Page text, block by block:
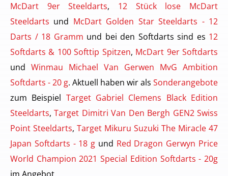
McDart 9er Steeldarts, 12 Stück lose McDart
Steeldarts und McDart Golden Star Steeldarts - 12
Darts / 18 Gramm und bei den Softdarts sind es 12
Softdarts & 100 Softtip Spitzen, McDart 9er Softdarts
und Winmau Michael Van Gerwen MvG Ambition
Softdarts - 20 g. Aktuell haben wir als Sonderangebote
zum Beispiel Target Gabriel Clemens Black Edition
Steeldarts,Target Dimitri Van Den Bergh GEN2 Swiss
Point Steeldarts, Target Mikuru Suzuki The Miracle 47
Japan Softdarts - 18 g und Red Dragon Gerwyn Price
World Champion 2021 Special Edition Softdarts - 20g
im Angebot.